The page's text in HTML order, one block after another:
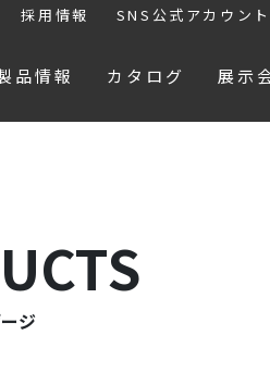
採用情報 SNS公式アカウント
品情報 カタログ 展示
ジ